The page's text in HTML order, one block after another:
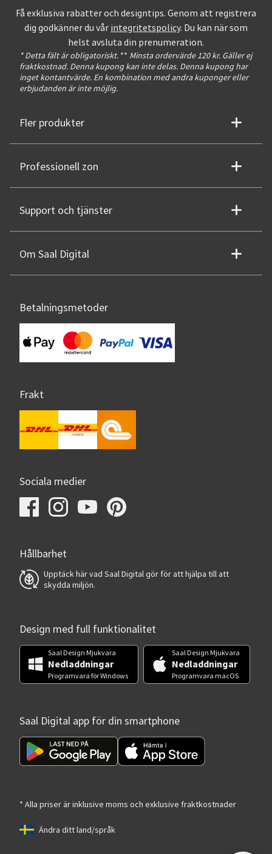
Få exklusiva rabatter och designtips. Genom att registrera
dig godkänner du vår integritetspolicy. Du kan när som
helst avsluta din prenumeration.
* Detta fält är obligatoriskt. ** Minsta ordervärde 120 kr. Gäller ej
fraktkostnad. Denna kupong kan inte delas. Denna kupong har
inget kontantvärde. En kombination med andra kuponger eller
erbjudanden är inte möjlig.
Fler produkter
Professionell zon
Support och tjänster
Om Saal Digital
Betalningsmetoder
Frakt
Sociala medier
Hållbarhet
Upptäck här vad Saal Digital gör för att hjälpa till att
skydda miljön.
Design med full funktionalitet
Saal Design Mjukvara
Nedladdningar
Programvara för Windows
Saal Design Mjukvara
Nedladdningar
Programvara macOS
Saal Digital app för din smartphone
* Alla priser är inklusive moms och exklusive fraktkostnader
Ändra ditt land/språk